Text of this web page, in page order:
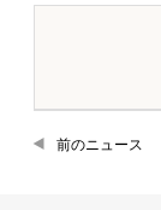
前のニュース